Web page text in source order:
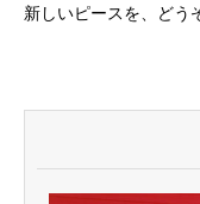
新しいピースを、どう